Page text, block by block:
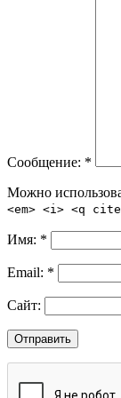
Сообщение: *
Можно
<em> <i> <q
Имя: *
Email: *
Сайт: